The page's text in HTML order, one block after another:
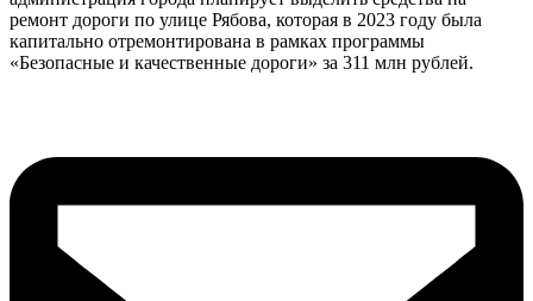
ремонт дороги по улице Рябова, которая в 2023 году была
капитально отремонтирована в рамках программы
«Безопасные и качественные дороги» за 311 млн рублей.